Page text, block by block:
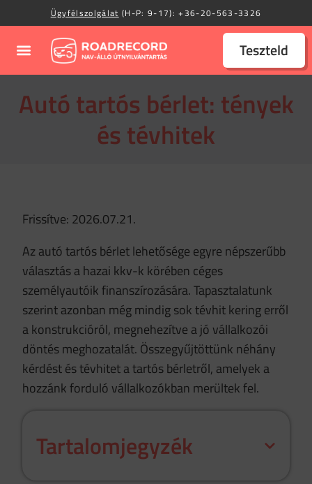
Ügyfélszolgálat (H-P: 9-17):+36-20-563-3326
Teszteld
Autó tartós bérlet: tények
és tévhitek
Frissítve: 2026.07.21.
Az autó tartós bérlet lehetősége egyre népszerűbb
választás a hazai kkv-k körében céges
személyautóik finanszírozására. Tapasztalatunk
szerint azonban még mindig sok tévhit kering erről
a konstrukcióról, megnehezítve a jó vállalkozói
döntés meghozatalát. Összegyűjtöttünk néhány
kérdést és tévhitet a tartós bérletről, amelyek a
hozzánk forduló vállalkozókban merültek fel.
Tartalomjegyzék